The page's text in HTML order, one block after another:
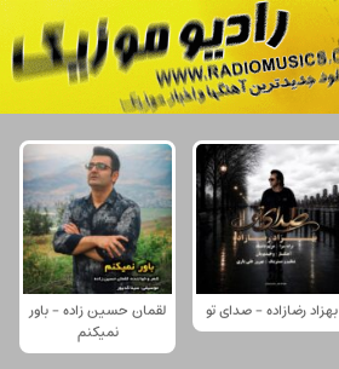
بهزاد رضازاده - صدای تو
لقمان حسین زاده - باور
نمیکنم